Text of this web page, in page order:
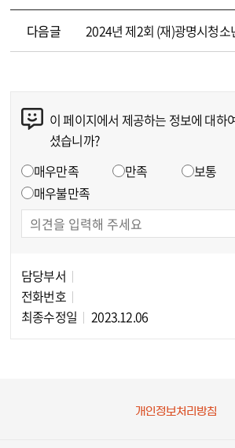
다음글
이 페이지에서 제공하는 정보에 대하
셨습니까?
매우만족 만족 보통
매우불만족
담당부서
전화번호
최종수정일
2023.12.06
개인정보처리방침